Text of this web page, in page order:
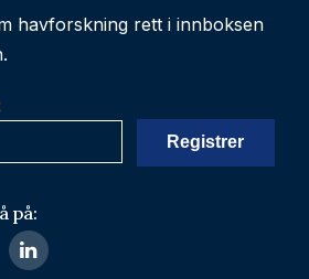
på:
havforskning rett i innboksen